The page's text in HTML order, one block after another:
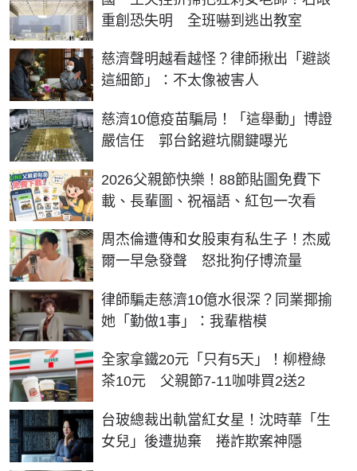
重創恐失明 全班嚇到逃出教室
慈濟聲明越看越怪？律師揪出「避談
這細節」：不太像被害人
慈濟10億疫苗騙局！「這舉動」博證
嚴信任 郭台銘避坑關鍵曝光
2026父親節快樂！88節貼圖免費下
載、長輩圖、祝福語、紅包一次看
周杰倫遭傳和女股東有私生子！杰威
爾一早急發聲 怒批狗仔博流量
律師騙走慈濟10億水很深？同業揶揄
她「勤做1事」：我輩楷模
全家拿鐵20元「只有5天」！柳橙綠
茶10元 父親節7-11咖啡買2送2
台玻總裁出軌當紅女星！沈時華「生
女兒」後遭拋棄 捲詐欺案神隱